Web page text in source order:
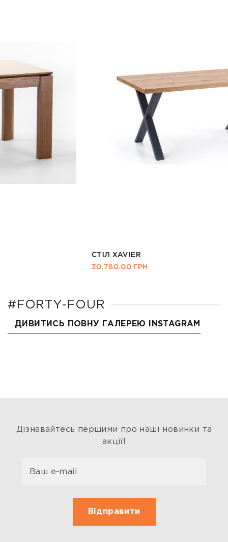
#FORTY-FOUR
ДИВИТИСЬ ПОВНУ ГАЛЕРЕЮ INSTAGRAM
Дізнавайтесь першими про наші новинки та
акції!